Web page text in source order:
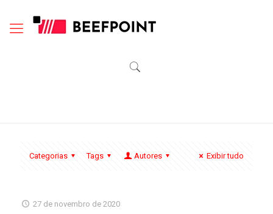
Categorias Tags Autores Exibir tudo
27 de novembro de 2020